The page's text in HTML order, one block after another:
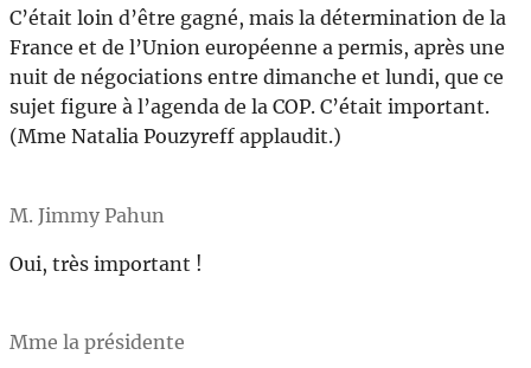
C’était loin d’être gagné, mais la détermination de la
France et de l’Union européenne a permis, après une
nuit de négociations entre dimanche et lundi, que ce
sujet figure à l’agenda de la COP. C’était important.
(Mme Natalia Pouzyreff applaudit.)
M. Jimmy Pahun
Oui, très important !
Mme la présidente